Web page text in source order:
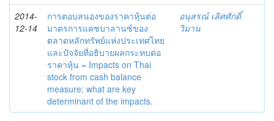
2014-
12-14
การตอบสนองของราคาหุ้นต่อ
มาตรการแคชบาลานซ์ของ
ตลาดหลักทรัพย์แห่งประเทศไทย
และปัจจัยที่อธิบายผลกระทบต่อ
ราคาหุ้น = Impacts on Thai
stock from cash balance
measure: what are key
determinant of the impacts.
อนุสรณ์ เลิศศักดิ์
วิมาน